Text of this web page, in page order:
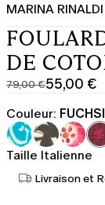
MARINA RINALDI
DE
79,00 €
Prix
original
79,00
€
55,00 €
Prix
actuel
55,00
€
Couleur:
Taille Italienne
Livraison et